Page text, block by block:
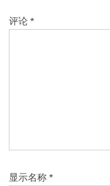
评论 *
显示名称 *